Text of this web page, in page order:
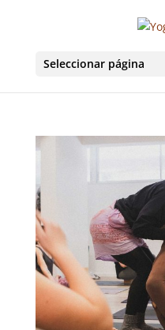
Seleccionar página